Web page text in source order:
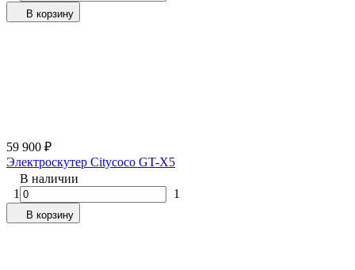
В корзину
59 900 ₽
Электроскутер Citycoco GT-X5
В наличии
1
1
В корзину